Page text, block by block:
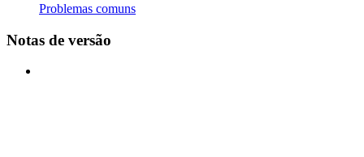
Problemas comuns
Notas de versão